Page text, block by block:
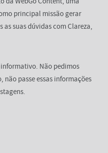
principal missão gerar
suas dúvidas com Clareza,
Não pedimos
passe essas informações